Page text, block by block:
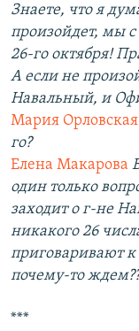
Знаете, что я
произойдет, мы
26-го октября!
А если не
Навальный, и
Мария Орловская
го?
Елена Макарова
один только
заходит о г-не
никакого 26
приговаривают
почему-то
***